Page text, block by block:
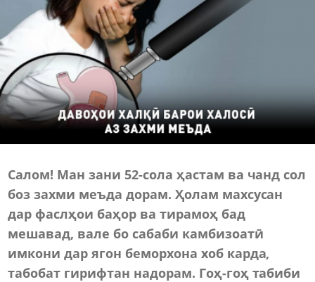
Салом! Ман зани 52-сола ҳастам ва чанд сол
боз захми меъда дорам. Ҳолам махсусан
дар фаслҳои баҳор ва тирамоҳ бад
мешавад, вале бо сабаби камбизоатӣ
имкони дар ягон беморхона хоб карда,
табобат гирифтан надорам. Гоҳ-гоҳ табиби